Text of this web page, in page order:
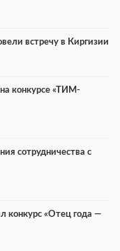
встречу в Киргизии
конкурсе «ТИМ-
сотрудничества с
конкурс «Отец года —